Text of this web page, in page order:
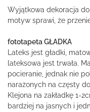
Wyjątkowa dekoracja
motyw sprawi, że
fototapeta GŁADKA
Lateks jest gładki,
lateksowa jest trwała.
pocieranie, jednak nie
narażonych na częsty
Klejona na zakładkę 1-
bardziej na jasnych i